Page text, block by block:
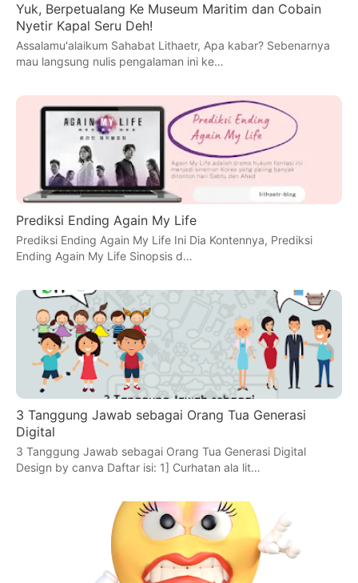
Yuk, Berpetualang Ke Museum Maritim dan Cobain
Nyetir Kapal Seru Deh!
Assalamu'alaikum Sahabat Lithaetr, Apa kabar? Sebenarnya
mau langsung nulis pengalaman ini ke…
Prediksi Ending Again My Life
Prediksi Ending Again My Life Ini Dia Kontennya, Prediksi
Ending Again My Life Sinopsis d…
3 Tanggung Jawab sebagai Orang Tua Generasi
Digital
3 Tanggung Jawab sebagai Orang Tua Generasi Digital
Design by canva Daftar isi: 1] Curhatan ala lit…